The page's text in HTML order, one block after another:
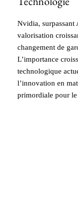
Nvidia, surpassant
valorisation
changement de
L’importance
technologique
l’innovation en
primordiale pour le